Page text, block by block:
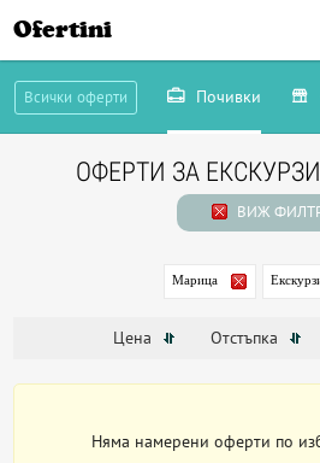
Ofertini
Всички оферти Почивки
ОФЕРТИ ЗА
ВИЖ
Марица
Цена Отстъпка
Няма намерени оферти по